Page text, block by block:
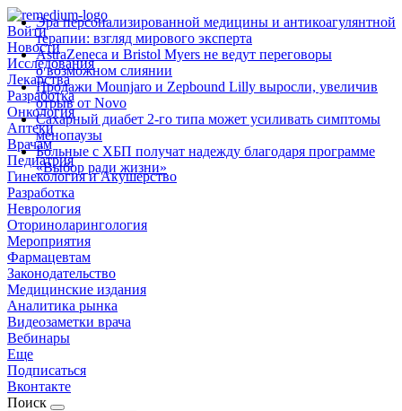
Войти
Новости
Исследования
Лекарства
Разработка
Онкология
Аптеки
Врачам
Педиатрия
Гинекология и Акушерство
Разработка
Неврология
Оториноларингология
Мероприятия
Фармацевтам
Законодательство
Медицинские издания
Аналитика рынка
Видеозаметки врача
Вебинары
Еще
Подписаться
Вконтакте
Поиск
Эра персонализированной медицины и антикоагулянтной
терапии: взгляд мирового эксперта
AstraZeneca и Bristol Myers не ведут переговоры
о возможном слиянии
Продажи Mounjaro и Zepbound Lilly выросли, увеличив
отрыв от Novo
Сахарный диабет 2‑го типа может усиливать симптомы
менопаузы
Больные с ХБП получат надежду благодаря программе
«Выбор ради жизни»